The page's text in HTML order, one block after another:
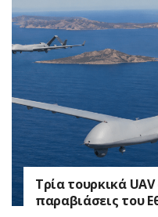
Τρία τουρκικά UAV
παραβιάσεις του